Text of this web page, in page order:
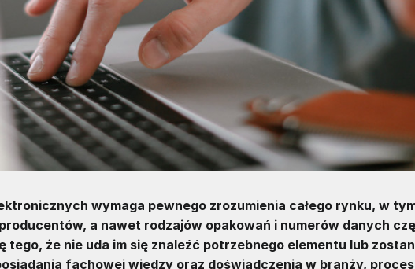
wymaga pewnego zrozumienia całego rynku, w
a nawet rodzajów opakowań i numerów danych
że nie uda im się znaleźć potrzebnego elementu lub
fachowej wiedzy oraz doświadczenia w branży,